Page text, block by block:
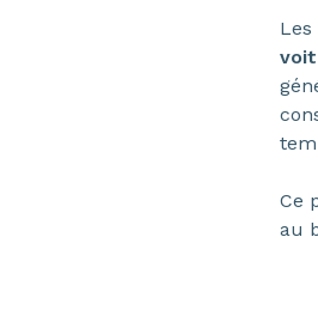
Ce
au